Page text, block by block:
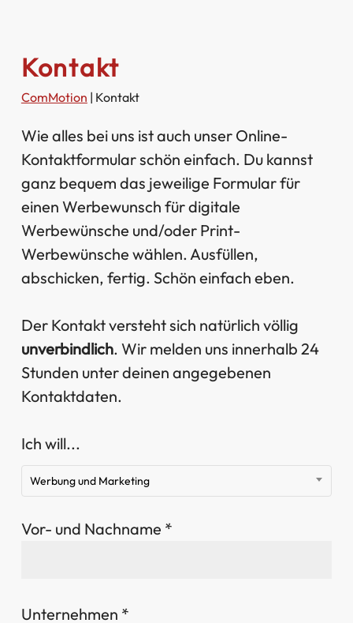
Kontakt
ComMotion | Kontakt
Wie alles bei uns ist auch unser Online-
Kontaktformular schön einfach. Du kannst
ganz bequem das jeweilige Formular für
einen Werbewunsch für digitale
Werbewünsche und/oder Print-
Werbewünsche wählen. Ausfüllen,
abschicken, fertig. Schön einfach eben.
Der Kontakt versteht sich natürlich völlig
unverbindlich. Wir melden uns innerhalb 24
Stunden unter deinen angegebenen
Kontaktdaten.
Ich will...
Werbung und Marketing
Vor- und Nachname *
Unternehmen *